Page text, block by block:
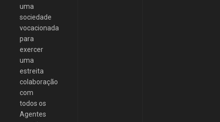
uma
sociedade
vocacionada
para
exercer
uma
estreita
colaboração
com
todos os
Agentes